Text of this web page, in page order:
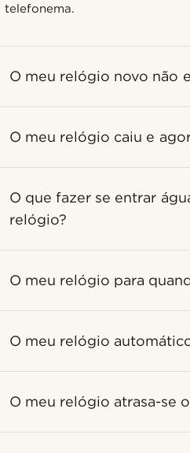
telefonema.
O meu relógio novo não
O meu relógio caiu e
O que fazer se entrar
relógio?
O meu relógio para
O meu relógio
O meu relógio atrasa-se